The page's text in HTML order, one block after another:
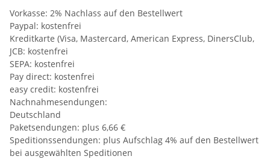
Vorkasse: 2% Nachlass auf den Bestellwert
Paypal: kostenfrei
Kreditkarte (Visa, Mastercard, American Express, DinersClub,
JCB: kostenfrei
SEPA: kostenfrei
Pay direct: kostenfrei
easy credit: kostenfrei
Nachnahmesendungen:
Deutschland
Paketsendungen: plus 6,66 €
Speditionssendungen: plus Aufschlag 4% auf den Bestellwert
bei ausgewählten Speditionen